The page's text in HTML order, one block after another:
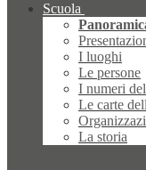
Scuola
I luoghi
Le persone
I numeri
Le carte
La storia